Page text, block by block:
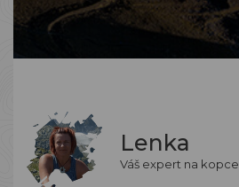
Lenka
Váš expert na kopce